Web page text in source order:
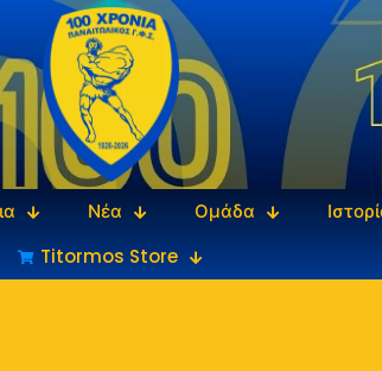
Νέα Ομάδα
Titormos Store